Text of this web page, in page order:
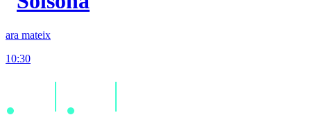
ara mateix
10:30